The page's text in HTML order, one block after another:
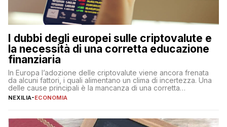
I dubbi degli europei sulle criptovalute e
la necessità di una corretta educazione
finanziaria
In Europa l’adozione delle criptovalute viene ancora frenata
da alcuni fattori, i quali alimentano un clima di incertezza. Una
delle cause principali è la mancanza di una corretta
educazione finanziaria, che impedisce ad una larga parte della
sulle criptovalute: […]
NEXILIA-ECONOMIA